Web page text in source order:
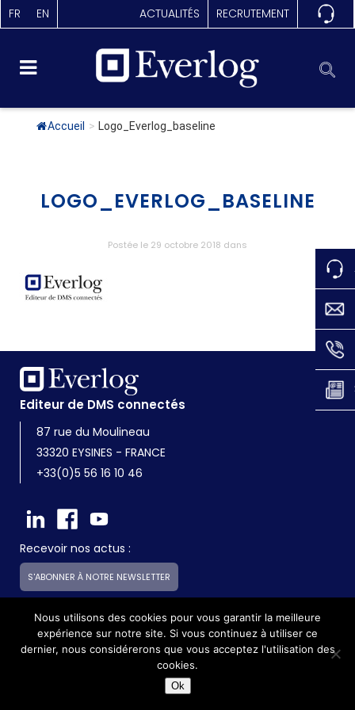
FR EN ACTUALITÉS RECRUTEMENT
Accueil > Logo_Everlog_baseline
LOGO_EVERLOG_BASELINE
Postée le 29 octobre 2018 dans
Editeur de DMS connectés
87 rue du Moulineau
33320 EYSINES - FRANCE
+33(0)5 56 16 10 46
Recevoir nos actus :
S'ABONNER À NOTRE NEWSLETTER
Everlog est une société du groupe Skilliance
©2017 - Everlog - Tous droits réservés -
Nous utilisons des cookies pour vous garantir la meilleure
expérience sur notre site. Si vous continuez à utiliser ce
dernier, nous considérerons que vous acceptez l'utilisation des
cookies.
Ok